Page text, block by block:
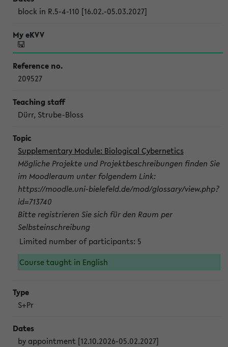
block in R.5-4-110 [16.02.-05.03.2027]
209527
Dürr, Strube-Bloss
Supplementary Module: Biological Cybernetics
Mögliche Projekte und Projektbeschreibungen finden Sie
im Moodleraum unter folgendem Link:
https://moodle.uni-bielefeld.de/mod/glossary/view.php?
id=713740
Bitte registrieren Sie sich für den Raum per
Selbsteinschreibung
Limited number of participants: 5
Course taught in English
S+Pr
by appointment [12.10.2026-05.02.2027]